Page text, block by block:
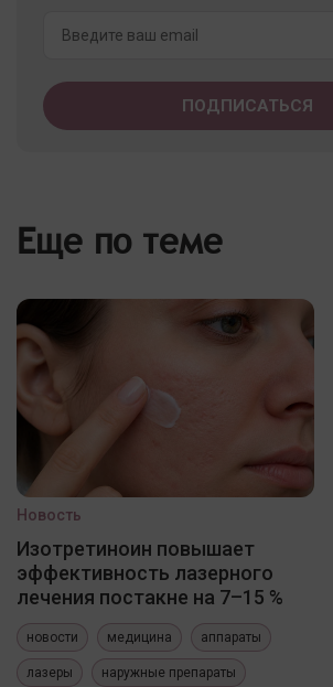
Еще по теме
Новость
Изотретиноин повышает
эффективность лазерного
лечения постакне на 7–15 %
новости медицина аппараты
лазеры наружные препараты